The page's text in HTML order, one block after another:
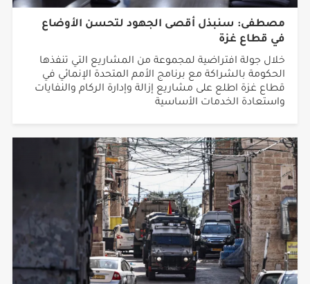
مصطفى: سنبذل أقصى الجهود لتحسن الأوضاع
في قطاع غزة
خلال جولة افتراضية لمجموعة من المشاريع التي تنفذها
الحكومة بالشراكة مع برنامج الأمم المتحدة الإنمائي في
قطاع غزة اطلع على مشاريع إزالة وإدارة الركام والنفايات
واستعادة الخدمات الأساسية